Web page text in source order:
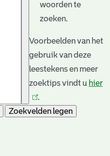
woorden te
zoeken.
Voorbeelden van het
gebruik van deze
leestekens en meer
zoektips vindt u hier
.
Zoekvelden legen